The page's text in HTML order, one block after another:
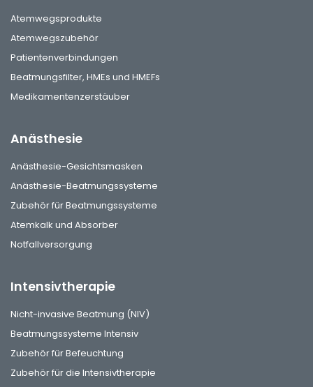
Atemwegsprodukte
Atemwegszubehör
Patientenverbindungen
Beatmungsfilter, HMEs und HMEFs
Medikamentenzerstäuber
Anästhesie
Anästhesie-Gesichtsmasken
Anästhesie-Beatmungssysteme
Zubehör für Beatmungssysteme
Atemkalk und Absorber
Notfallversorgung
Intensivtherapie
Nicht-invasive Beatmung (NIV)
Beatmungssysteme Intensiv
Zubehör für Befeuchtung
Zubehör für die Intensivtherapie